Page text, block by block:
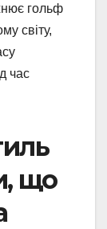
гольф
світу,
час
що